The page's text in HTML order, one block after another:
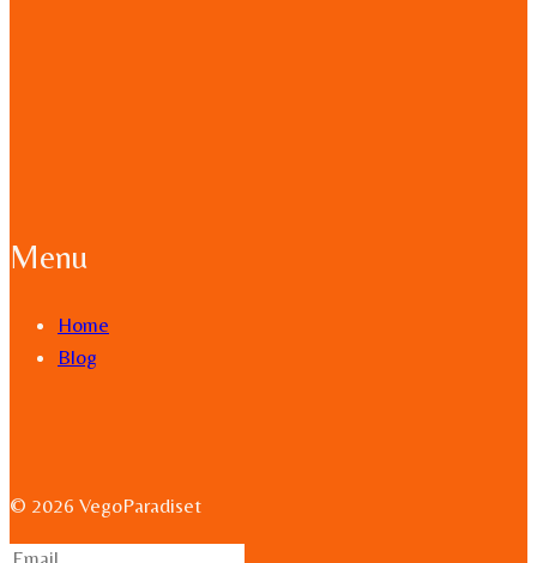
Menu
Home
Blog
© 2026 VegoParadiset